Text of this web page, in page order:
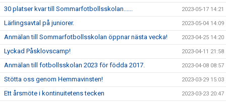
30 platser kvar till Sommarfotbollsskolan...... 2023-05-17 14:21
Lärlingsavtal på juniorer. 2023-05-04 14:09
Anmälan till Sommarfotbollsskolan öppnar nästa vecka! 2023-04-25 14:20
Lyckad Påsklovscamp! 2023-04-11 21:58
Anmälan till fotbollsskolan 2023 för födda 2017. 2023-04-08 08:57
Stötta oss genom Hemmavinsten! 2023-03-29 15:03
Ett årsmöte i kontinuitetens tecken 2023-03-23 20:47